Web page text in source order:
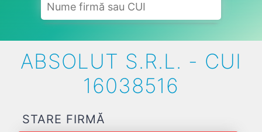
ABSOLUT S.R.L. - CUI
16038516
STARE FIRMĂ